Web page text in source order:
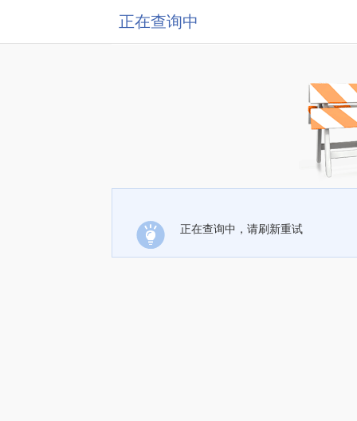
正在查询中
正在查询中，请刷新重试